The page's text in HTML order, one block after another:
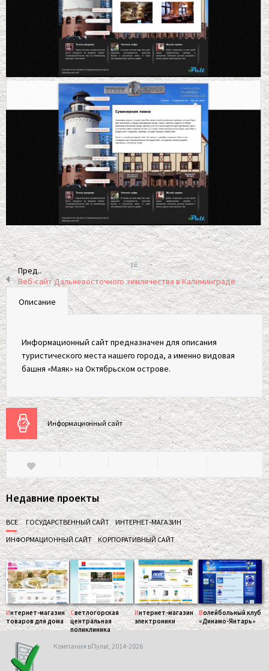
Пред..
Веб-сайт Дальневосточного землячества в Калининграде
Описание
Информационный сайт предназначен для описания
туристического места нашего города, а именно видовая
башня «Маяк» на Октябрьском острове.
Информационный сайт
Недавние проекты
ВСЕ ГОСУДАРСТВЕННЫЙ САЙТ
ИНТЕРНЕТ-МАГАЗИН
ИНФОРМАЦИОННЫЙ САЙТ
КОРПОРАТИВНЫЙ САЙТ
Интернет-магазин
товаров для дома
Светлогорская
центральная
поликлиника
Интернет-магазин
электроники
Волейбольный клуб
«Динамо-Янтарь»
Компания вПульт, 2014-2026